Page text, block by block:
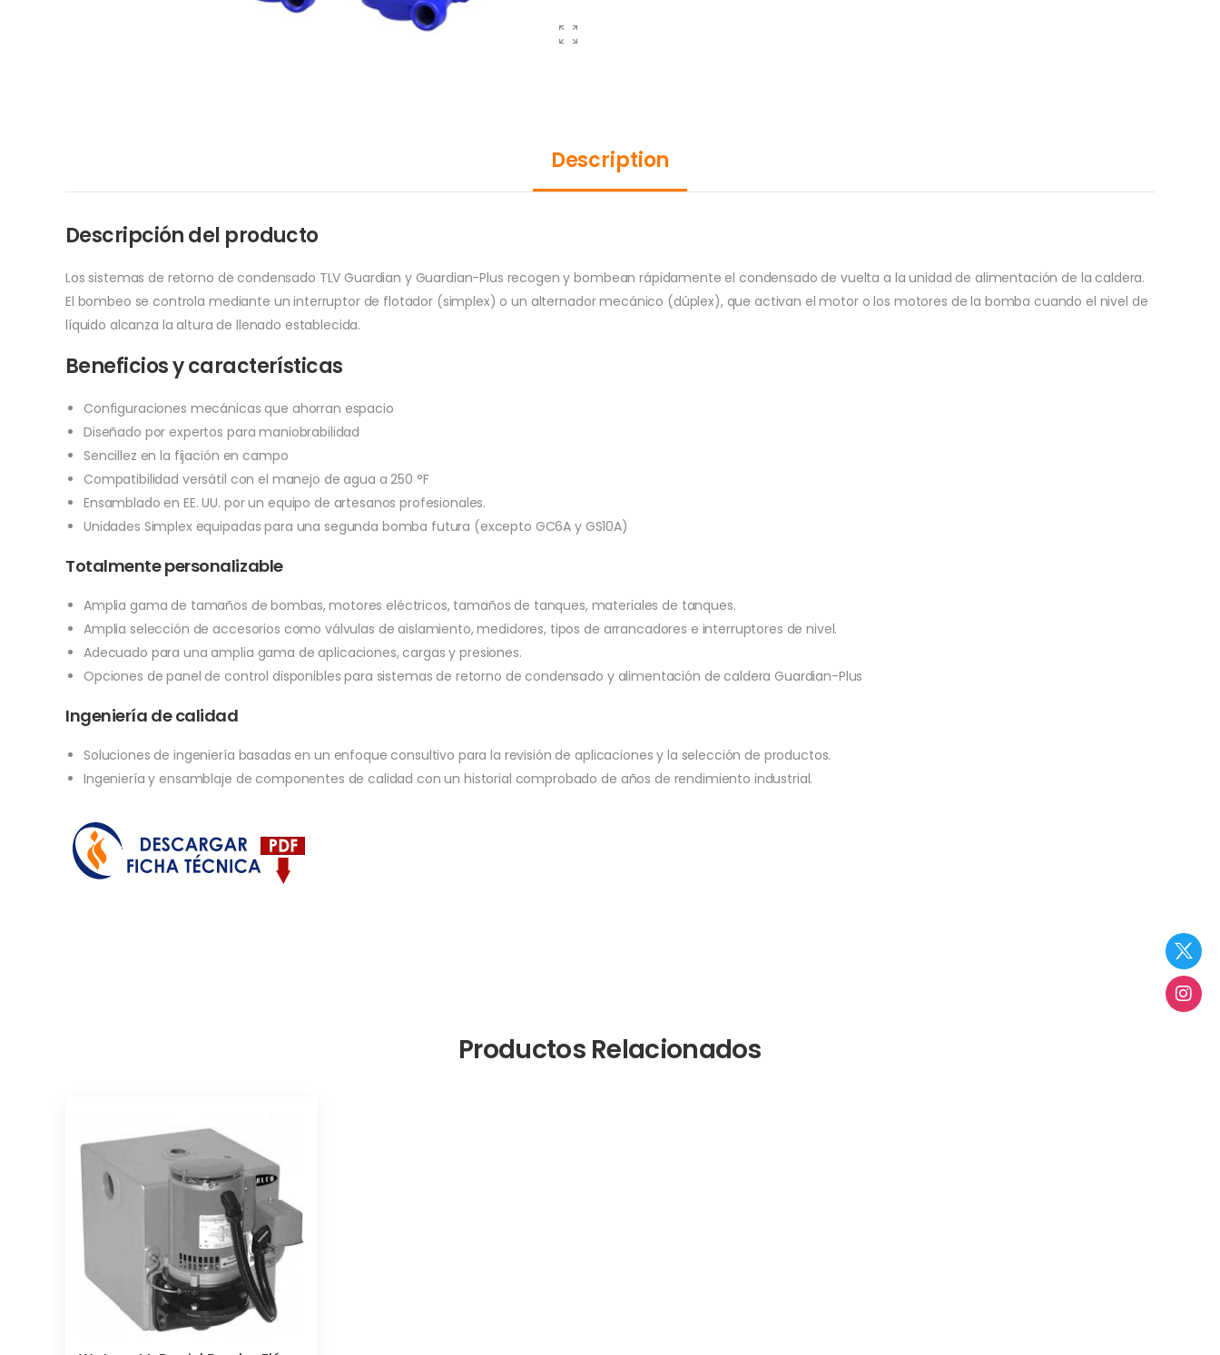
Description
Descripción del producto
Los sistemas de retorno de condensado TLV Guardian y Guardian-Plus recogen y bombean rápidamente el condensado de vuelta a la unidad de alimentación de la caldera.
El bombeo se controla mediante un interruptor de flotador (simplex) o un alternador mecánico (dúplex), que activan el motor o los motores de la bomba cuando el nivel de
líquido alcanza la altura de llenado establecida.
Beneficios y características
Configuraciones mecánicas que ahorran espacio
Diseñado por expertos para maniobrabilidad
Sencillez en la fijación en campo
Compatibilidad versátil con el manejo de agua a 250 °F
Ensamblado en EE. UU. por un equipo de artesanos profesionales.
Unidades Simplex equipadas para una segunda bomba futura (excepto GC6A y GS10A)
Totalmente personalizable
Amplia gama de tamaños de bombas, motores eléctricos, tamaños de tanques, materiales de tanques.
Amplia selección de accesorios como válvulas de aislamiento, medidores, tipos de arrancadores e interruptores de nivel.
Adecuado para una amplia gama de aplicaciones, cargas y presiones.
Opciones de panel de control disponibles para sistemas de retorno de condensado y alimentación de caldera Guardian-Plus
Ingeniería de calidad
Soluciones de ingeniería basadas en un enfoque consultivo para la revisión de aplicaciones y la selección de productos.
Ingeniería y ensamblaje de componentes de calidad con un historial comprobado de años de rendimiento industrial.
Productos Relacionados